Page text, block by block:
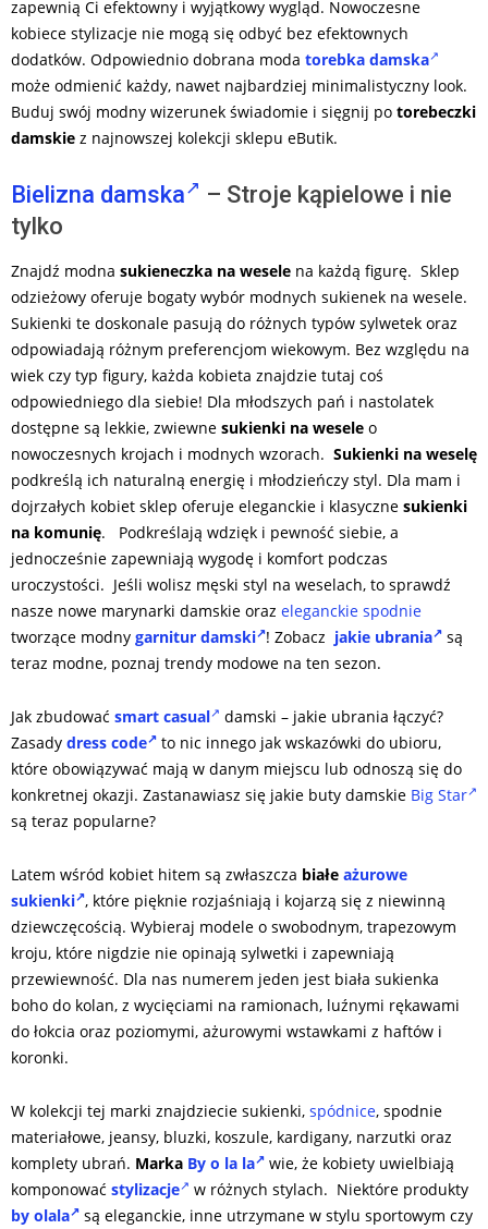
zapewnią Ci efektowny i wyjątkowy wygląd. Nowoczesne
kobiece stylizacje nie mogą się odbyć bez efektownych
dodatków. Odpowiednio dobrana moda torebka damska
może odmienić każdy, nawet najbardziej minimalistyczny look.
Buduj swój modny wizerunek świadomie i sięgnij po torebeczki
damskie z najnowszej kolekcji sklepu eButik.
Bielizna damska
– Stroje kąpielowe i nie
tylko
Znajdź modna sukieneczka na wesele na każdą figurę. Sklep
odzieżowy oferuje bogaty wybór modnych sukienek na wesele.
Sukienki te doskonale pasują do różnych typów sylwetek oraz
odpowiadają różnym preferencjom wiekowym. Bez względu na
wiek czy typ figury, każda kobieta znajdzie tutaj coś
odpowiedniego dla siebie! Dla młodszych pań i nastolatek
dostępne są lekkie, zwiewne sukienki na wesele o
nowoczesnych krojach i modnych wzorach. Sukienki na weselę
podkreślą ich naturalną energię i młodzieńczy styl. Dla mam i
dojrzałych kobiet sklep oferuje eleganckie i klasyczne sukienki
na komunię.
Podkreślają wdzięk i pewność siebie, a
jednocześnie zapewniają wygodę i komfort podczas
uroczystości. Jeśli wolisz męski styl na weselach, to sprawdź
nasze nowe marynarki damskie oraz eleganckie spodnie
tworzące modny garnitur damski ! Zobacz jakie ubrania
są
teraz modne, poznaj trendy modowe na ten sezon.
Jak zbudować smart casual
damski – jakie ubrania łączyć?
Zasady dress code
to nic innego jak wskazówki do ubioru,
które obowiązywać mają w danym miejscu lub odnoszą się do
konkretnej okazji. Zastanawiasz się jakie buty damskie Big Star
są teraz popularne?
Latem wśród kobiet hitem są zwłaszcza białe ażurowe
sukienki , które pięknie rozjaśniają i kojarzą się z niewinną
dziewczęcością. Wybieraj modele o swobodnym, trapezowym
kroju, które nigdzie nie opinają sylwetki i zapewniają
przewiewność. Dla nas numerem jeden jest biała sukienka
boho do kolan, z wycięciami na ramionach, luźnymi rękawami
do łokcia oraz poziomymi, ażurowymi wstawkami z haftów i
koronki.
W kolekcji tej marki znajdziecie sukienki, spódnice, spodnie
materiałowe, jeansy, bluzki, koszule, kardigany, narzutki oraz
komplety ubrań. Marka By o la la
wie, że kobiety uwielbiają
komponować stylizacje
w różnych stylach. Niektóre produkty
by olala
są eleganckie, inne utrzymane w stylu sportowym czy